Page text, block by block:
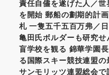
責任自儘を遂げた人／
を開始 郵船の劃期的計
札 一隻五千五百万弗／
亀田氏ボルダーも研究
盲学校を観る 錦華学園
る国際スキー競技連盟
サンモリッツ連盟総会